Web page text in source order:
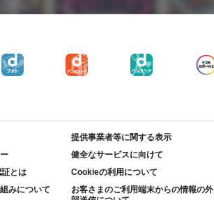
提供事業者等に関する表示
健全なサービスに向けて
とは
Cookieの利用について
みについて
お客さまのご利用端末からの情報の外